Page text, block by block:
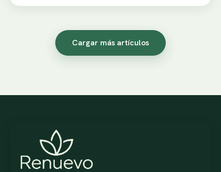
Cargar más artículos